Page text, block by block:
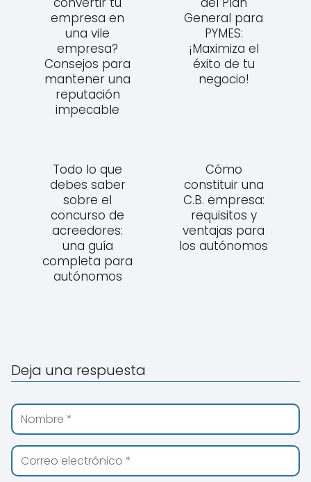
empresa en
una vile
empresa?
Consejos para
mantener una
reputación
impecable
General para
PYMES:
¡Maximiza el
éxito de tu
negocio!
Todo lo que
debes saber
sobre el
concurso de
acreedores:
una guía
completa para
autónomos
Cómo
constituir una
C.B. empresa:
requisitos y
ventajas para
los autónomos
Deja una respuesta